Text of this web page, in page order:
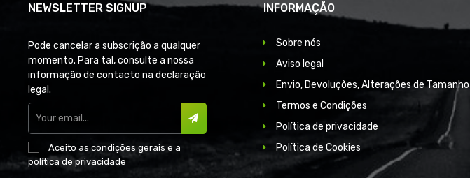
NEWSLETTER SIGNUP
Pode cancelar a subscrição a qualquer
momento. Para tal, consulte a nossa
informação de contacto na declaração
legal.
Aceito as condições gerais e a
política de privacidade
INFORMAÇÃO
Sobre nós
Aviso legal
Envio, Devoluções, Alterações de Tamanho
Termos e Condições
Política de privacidade
Política de Cookies